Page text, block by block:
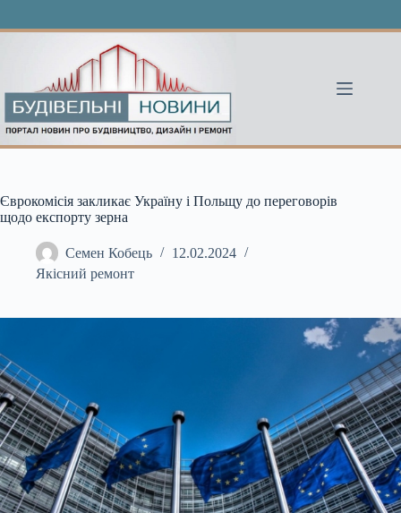
Єврокомісія закликає Україну і Польщу до переговорів
щодо експорту зерна
Семен Кобець
12.02.2024
Якісний ремонт